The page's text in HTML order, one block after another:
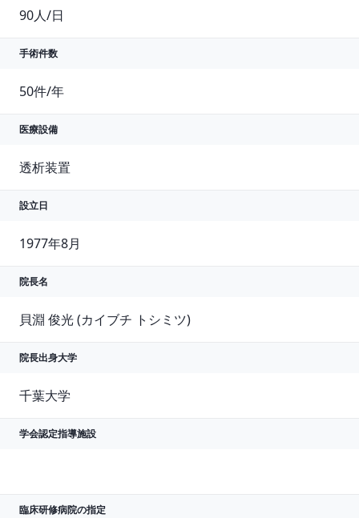
90人/日
手術件数
50件/年
医療設備
透析装置
設立日
1977年8月
院長名
貝淵 俊光 (カイブチ トシミツ)
院長出身大学
千葉大学
学会認定指導施設
臨床研修病院の指定